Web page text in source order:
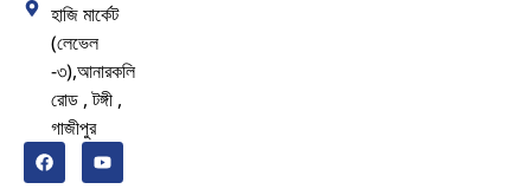
হাজি মার্কেট
(লেভেল
-৩),আনারকলি
রোড , টঙ্গী ,
গাজীপুর